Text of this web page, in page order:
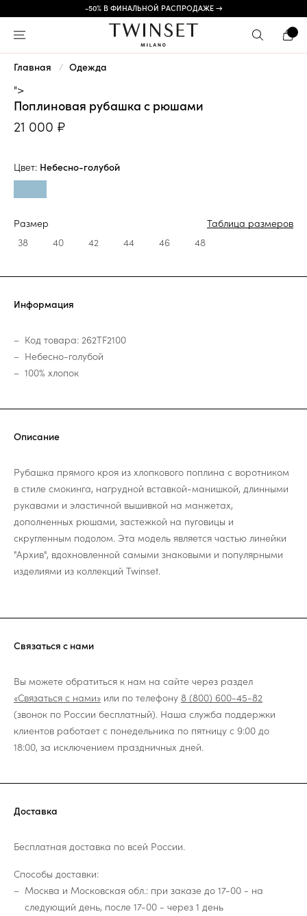
-50% В ФИНАЛЬНОЙ РАСПРОДАЖЕ →
Главная Одежда
">
Поплиновая рубашка с рюшами
21 000 ₽
Цвет: Небесно-голубой
Размер
Таблица размеров
38
40 42 44 46 48
Информация
Код товара: 262TF2100
Небесно-голубой
100% хлопок
Описание
Рубашка прямого кроя из хлопкового поплина с воротником
в стиле смокинга, нагрудной вставкой-манишкой, длинными
рукавами и эластичной вышивкой на манжетах,
дополненных рюшами, застежкой на пуговицы и
скругленным подолом. Эта модель является частью линейки
"Архив", вдохновленной самыми знаковыми и популярными
изделиями из коллекций Twinset.
Связаться с нами
Вы можете обратиться к нам на сайте через раздел
«Связаться с нами» или по телефону 8 (800) 600-45-82
(звонок по России бесплатный). Наша служба поддержки
клиентов работает с понедельника по пятницу с 9:00 до
18:00, за исключением праздничных дней.
Доставка
Бесплатная доставка по всей России.
Способы доставки:
Москва и Московская обл.: при заказе до 17-00 - на
следующий день, после 17-00 - через 1 день